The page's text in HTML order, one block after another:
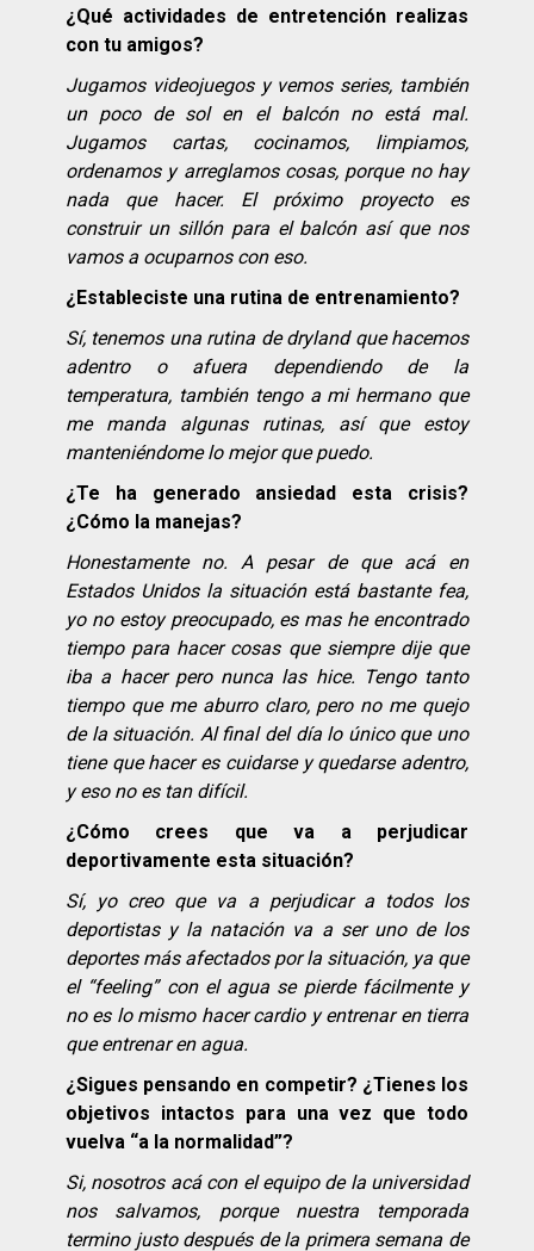
¿Qué actividades de entretención realizas
con tu amigos?
Jugamos videojuegos y vemos series, también
un poco de sol en el balcón no está mal.
Jugamos cartas, cocinamos, limpiamos,
ordenamos y arreglamos cosas, porque no hay
nada que hacer. El próximo proyecto es
construir un sillón para el balcón así que nos
vamos a ocuparnos con eso.
¿Estableciste una rutina de entrenamiento?
Sí, tenemos una rutina de dryland que hacemos
adentro o afuera dependiendo de la
temperatura, también tengo a mi hermano que
me manda algunas rutinas, así que estoy
manteniéndome lo mejor que puedo.
¿Te ha generado ansiedad esta crisis?
¿Cómo la manejas?
Honestamente no. A pesar de que acá en
Estados Unidos la situación está bastante fea,
yo no estoy preocupado, es mas he encontrado
tiempo para hacer cosas que siempre dije que
iba a hacer pero nunca las hice. Tengo tanto
tiempo que me aburro claro, pero no me quejo
de la situación. Al final del día lo único que uno
tiene que hacer es cuidarse y quedarse adentro,
y eso no es tan difícil.
¿Cómo crees que va a perjudicar
deportivamente esta situación?
Sí, yo creo que va a perjudicar a todos los
deportistas y la natación va a ser uno de los
deportes más afectados por la situación, ya que
el “feeling” con el agua se pierde fácilmente y
no es lo mismo hacer cardio y entrenar en tierra
que entrenar en agua.
¿Sigues pensando en competir? ¿Tienes los
objetivos intactos para una vez que todo
vuelva “a la normalidad”?
Si, nosotros acá con el equipo de la universidad
nos salvamos, porque nuestra temporada
termino justo después de la primera semana de